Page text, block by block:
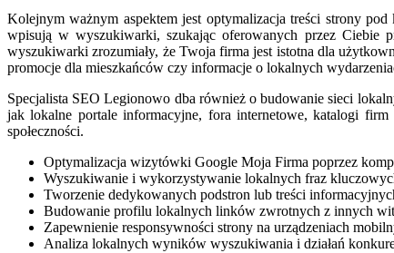
Kolejnym ważnym aspektem jest optymalizacja treści strony
wpisują w wyszukiwarki, szukając oferowanych przez Ciebie
wyszukiwarki zrozumiały, że Twoja firma jest istotna dla
promocje dla mieszkańców czy informacje o lokalnych
Specjalista SEO Legionowo dba również o budowanie sieci
jak lokalne portale informacyjne, fora internetowe, katalogi
społeczności.
Optymalizacja wizytówki Google Moja Firma poprzez
Wyszukiwanie i wykorzystywanie lokalnych fraz
Tworzenie dedykowanych podstron lub treści
Budowanie profilu lokalnych linków zwrotnych z innych
Zapewnienie responsywności strony na urządzeniach
Analiza lokalnych wyników wyszukiwania i działań